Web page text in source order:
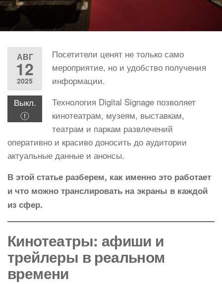
АВГ
12
2025
Выкл.
Посетители ценят не только само
мероприятие, но и удобство получения
информации.
Технология Digital Signage позволяет
кинотеатрам, музеям, выставкам,
театрам и паркам развлечений
оперативно и красиво доносить до аудитории
актуальные данные и анонсы.
В этой статье разберем, как именно это работает
и что можно транслировать на экраны в каждой
из сфер.
Кинотеатры: афиши и
трейлеры в реальном
времени